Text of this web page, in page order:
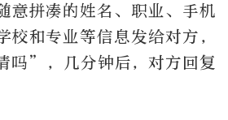
意拼凑的姓名、职业、手机
校和专业等信息发给对方，
吗”，几分钟后，对方回复